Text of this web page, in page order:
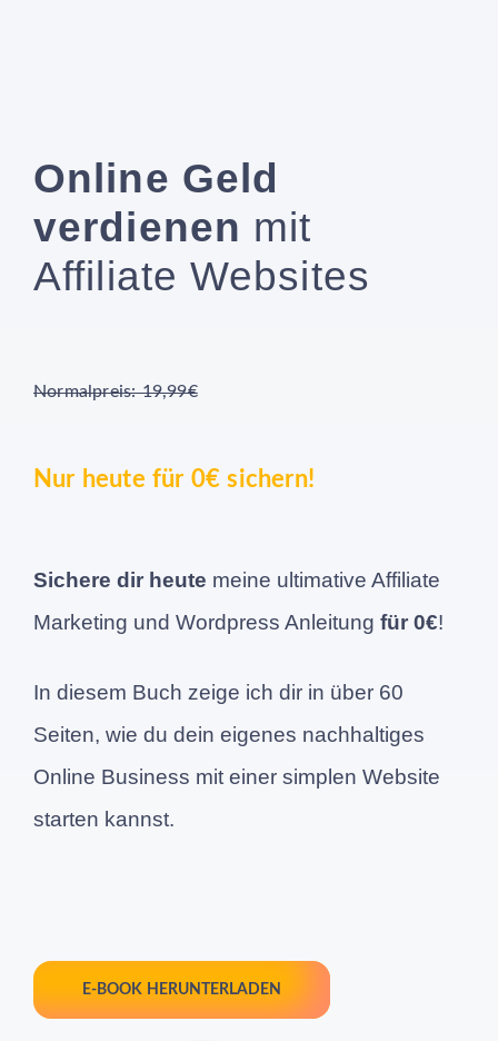
Online Geld
verdienen mit
Affiliate Websites
Normalpreis: 19,99€
Nur heute für 0€ sichern!
Sichere dir heute meine ultimative Affiliate
Marketing und Wordpress Anleitung für 0€!
In diesem Buch zeige ich dir in über 60
Seiten, wie du dein eigenes nachhaltiges
Online Business mit einer simplen Website
starten kannst.
E-BOOK HERUNTERLADEN